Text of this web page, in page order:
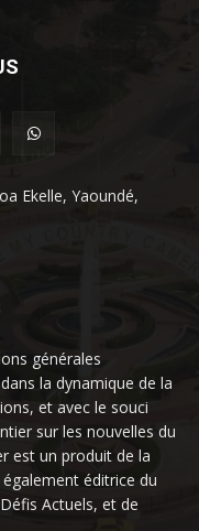
Ekelle, Yaoundé,
générales
la dynamique de la
et avec le souci
sur les nouvelles du
est un produit de la
éditrice du
Actuels, et de